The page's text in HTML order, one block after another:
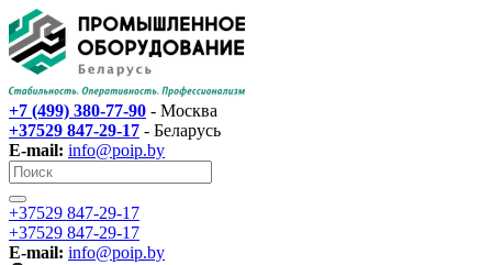
+7 (499) 380-77-90 - Москва
+37529 847-29-17‬ - Беларусь
E-mail: info@poip.by
+37529 847-29-17‬
+37529 847-29-17‬
E-mail: info@poip.by